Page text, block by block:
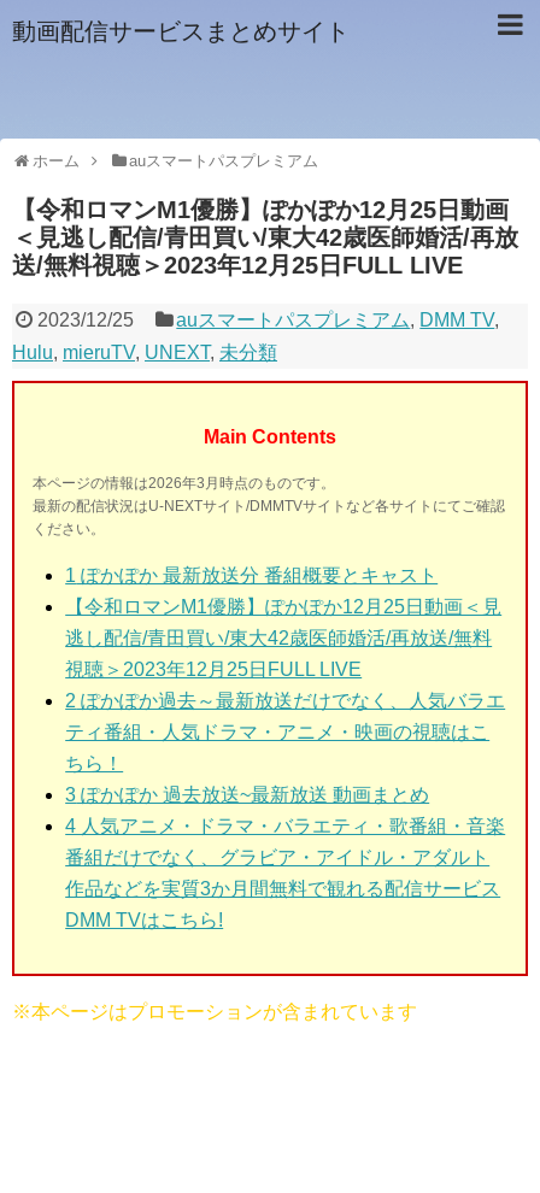
動画配信サービスまとめサイト
ホーム auスマートパスプレミアム
【令和ロマンM1優勝】ぽかぽか12月25日動画
＜見逃し配信/青田買い/東大42歳医師婚活/再放
送/無料視聴＞2023年12月25日FULL LIVE
2023/12/25 auスマートパスプレミアム, DMM TV,
Hulu, mieruTV, UNEXT, 未分類
Main Contents
本ページの情報は2026年3月時点のものです。
最新の配信状況はU-NEXTサイト/DMMTVサイトなど各サイトにてご確認
ください。
1 ぽかぽか 最新放送分 番組概要とキャスト
【令和ロマンM1優勝】ぽかぽか12月25日動画＜見
逃し配信/青田買い/東大42歳医師婚活/再放送/無料
視聴＞2023年12月25日FULL LIVE
2 ぽかぽか過去～最新放送だけでなく、人気バラエ
ティ番組・人気ドラマ・アニメ・映画の視聴はこ
ちら！
3 ぽかぽか 過去放送~最新放送 動画まとめ
4 人気アニメ・ドラマ・バラエティ・歌番組・音楽
番組だけでなく、グラビア・アイドル・アダルト
作品などを実質3か月間無料で観れる配信サービス
DMM TVはこちら!
※本ページはプロモーションが含まれています